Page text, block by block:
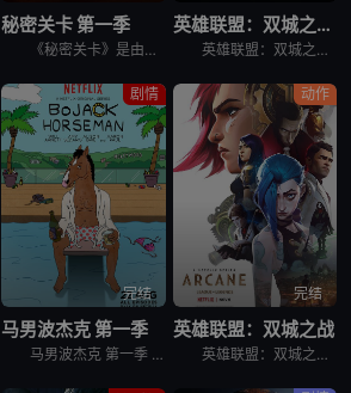
秘密关卡 第一季
《秘密关卡》是由《爱，死亡和机器人》的创作团队精心打造的动画选集系列，其故事灵感来源于世界各地的电子游戏，时间横跨过去、现在和未来。这个突破边界，向游戏和玩家以及驱策我们深入探索、发现秘密、向着未
英雄联盟：双城之战 第二季
英雄联盟：双城之战 第二季 Arcane Season 2是2024年剧情,动作,科幻,动画,奇幻,冒险剧集。黑暗梦魇，有增无减。务必认清，敌人的真面目……
剧情
完结
马男波杰克 第一季
马男波杰克 第一季 BoJack Horseman Season 1的世界设定是普通人类和拟人化的动物共同生活在一起，除了外形，这些动物跟人类没什么不同。马男波杰克（威尔·阿奈特 Will Arn
动作
完结
英雄联盟：双城之战
英雄联盟：双城之战 第一季 Arcane Season 1作为英雄联盟官方动画剧集，讲述的是在充满蒸汽朋克气息的乌托邦-皮尔特沃夫和由化学品驱动的地下城-祖安中，蔚和金克丝两姐妹，她们在一场激烈的